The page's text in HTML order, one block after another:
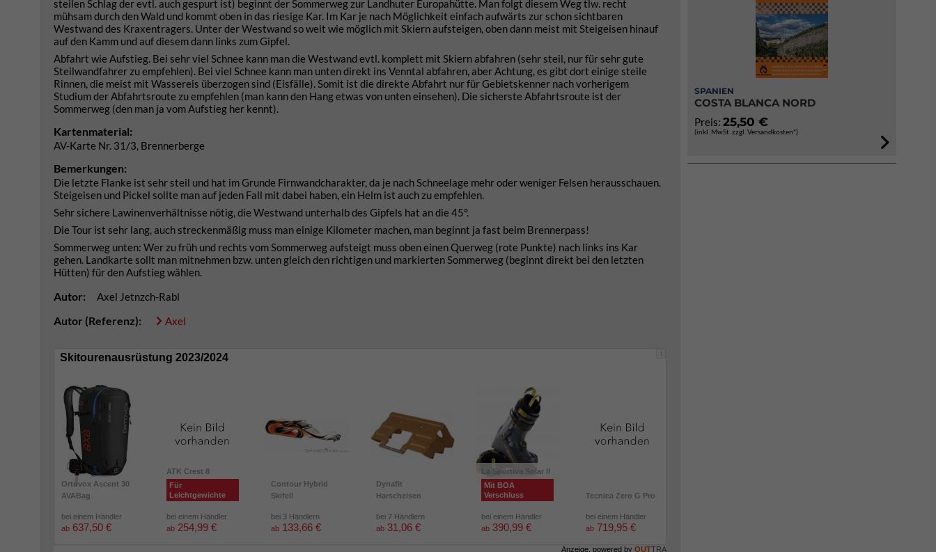
steilen Schlag der evtl. auch gespurt ist) beginnt der Sommerweg zur Landhuter Europahütte. Man folgt diesem Weg tlw. recht
mühsam durch den Wald und kommt oben in das riesige Kar. Im Kar je nach Möglichkeit einfach aufwärts zur schon sichtbaren
Westwand des Kraxentragers. Unter der Westwand so weit wie möglich mit Skiern aufsteigen, oben dann meist mit Steigeisen hinauf
auf den Kamm und auf diesem dann links zum Gipfel.
Abfahrt wie Aufstieg. Bei sehr viel Schnee kann man die Westwand evtl. komplett mit Skiern abfahren (sehr steil, nur für sehr gute
Steilwandfahrer zu empfehlen). Bei viel Schnee kann man unten direkt ins Venntal abfahren, aber Achtung, es gibt dort einige steile
Rinnen, die meist mit Wassereis überzogen sind (Eisfälle). Somit ist die direkte Abfahrt nur für Gebietskenner nach vorherigem
Studium der Abfahrtsroute zu empfehlen (man kann den Hang etwas von unten einsehen). Die sicherste Abfahrtsroute ist der
Sommerweg (den man ja vom Aufstieg her kennt).
Kartenmaterial:
AV-Karte Nr. 31/3, Brennerberge
Bemerkungen:
Die letzte Flanke ist sehr steil und hat im Grunde Firnwandcharakter, da je nach Schneelage mehr oder weniger Felsen herausschauen.
Steigeisen und Pickel sollte man auf jeden Fall mit dabei haben, ein Helm ist auch zu empfehlen.
Sehr sichere Lawinenverhältnisse nötig, die Westwand unterhalb des Gipfels hat an die 45°.
Die Tour ist sehr lang, auch streckenmäßig muss man einige Kilometer machen, man beginnt ja fast beim Brennerpass!
Sommerweg unten: Wer zu früh und rechts vom Sommerweg aufsteigt muss oben einen Querweg (rote Punkte) nach links ins Kar
gehen. Landkarte sollt man mitnehmen bzw. unten gleich den richtigen und markierten Sommerweg (beginnt direkt bei den letzten
Hütten) für den Aufstieg wählen.
Autor: Axel Jetnzch-Rabl
Autor (Referenz): Axel
i
Skitourenausrüstung 2023/2024
Ortovox Ascent 30
AVABag
bei einem Händler
ab 637,50 €
ATK Crest 8
Für
Leichtgewichte
bei einem Händler
ab 254,99 €
Contour Hybrid
Skifell
bei 3 Händlern
ab 133,66 €
Dynafit
Harscheisen
bei 7 Händlern
ab 31,06 €
La Sportiva Solar II
Mit BOA
Verschluss
bei einem Händler
ab 390,99 €
Tecnica Zero G Pro
bei einem Händler
ab 719,95 €
Anzeige, powered by OUTTRA
SPANIEN
COSTA BLANCA NORD
Preis: 25,50 €
(inkl. MwSt. zzgl. Versandkosten*)